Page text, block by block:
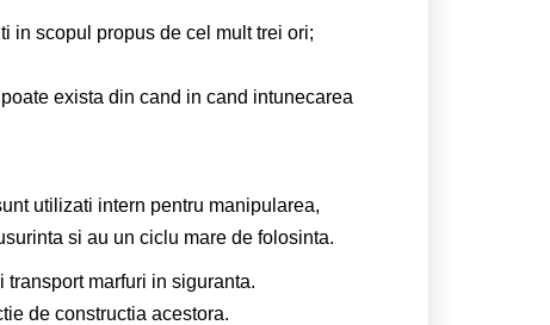
in scopul propus de cel mult trei ori;
exista din cand in cand intunecarea
utilizati intern pentru manipularea,
si au un ciclu mare de folosinta.
marfuri in siguranta.
de constructia acestora.